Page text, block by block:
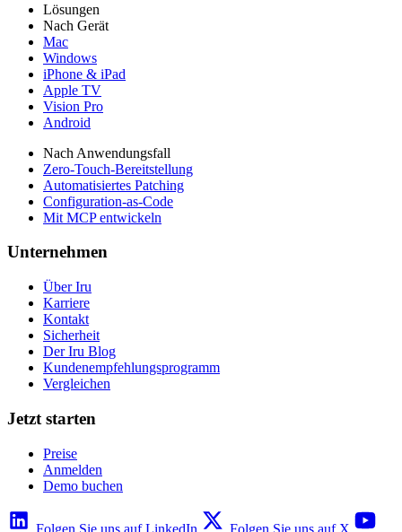
Lösungen
Nach Gerät
Mac
Windows
iPhone & iPad
Apple TV
Vision Pro
Android
Nach Anwendungsfall
Zero-Touch-Bereitstellung
Automatisiertes Patching
Configuration-as-Code
Mit MCP entwickeln
Unternehmen
Über Iru
Karriere
Kontakt
Sicherheit
Der Iru Blog
Kundenempfehlungsprogramm
Vergleichen
Jetzt starten
Preise
Anmelden
Demo buchen
Folgen Sie uns auf LinkedIn Folgen Sie uns auf X